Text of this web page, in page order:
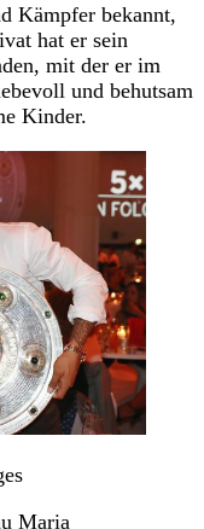
Kämpfer bekannt,
hat er sein
mit der er im
und behutsam
Kinder.
Maria